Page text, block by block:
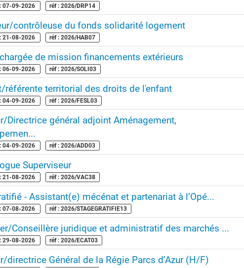
07-09-2026 réf : 2026/DRP14
contrôleuse du fonds solidarité logement
21-08-2026 réf : 2026/HAB07
de mission financements extérieurs
06-09-2026 réf : 2026/SOLI03
référente territorial des droits de l'enfant
04-09-2026 réf : 2026/FESL03
Directrice général adjoint Aménagement,
04-09-2026 réf : 2026/ADD03
Superviseur
21-08-2026 réf : 2026/VAC38
- Assistant(e) mécénat et partenariat à l’Opé...
07-08-2026 réf : 2026/STAGEGRATIFIE13
Conseillère juridique et administratif des marchés ...
29-08-2026 réf : 2026/ECAT03
directrice Général de la Régie Parcs d’Azur (H/F)